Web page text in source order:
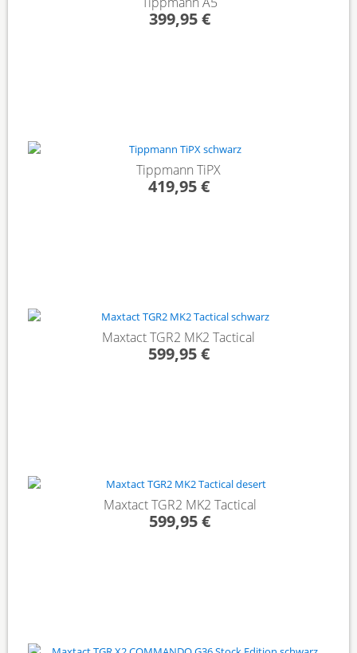
399,95 €
Tippmann TiPX
419,95 €
Maxtact TGR2 MK2 Tactical
599,95 €
Maxtact TGR2 MK2 Tactical
599,95 €